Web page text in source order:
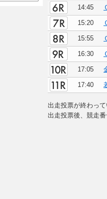
14:45
15:20
15:55
16:30
17:05
17:40
出走投票が終わっ
出走投票後、競走